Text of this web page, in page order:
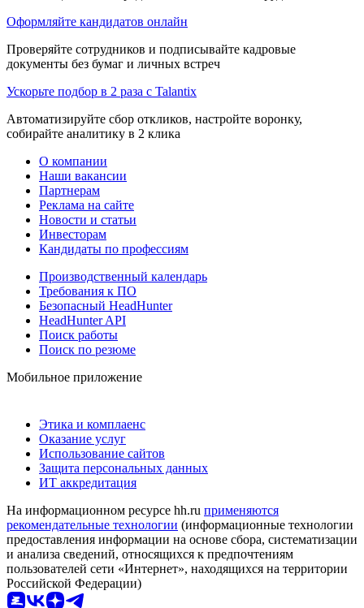
Оформляйте кандидатов онлайн
Проверяйте сотрудников и подписывайте кадровые
документы без бумаг и личных встреч
Ускорьте подбор в 2 раза с Talantix
Автоматизируйте сбор откликов, настройте воронку,
собирайте аналитику в 2 клика
О компании
Наши вакансии
Партнерам
Реклама на сайте
Новости и статьи
Инвесторам
Кандидаты по профессиям
Производственный календарь
Требования к ПО
Безопасный HeadHunter
HeadHunter API
Поиск работы
Поиск по резюме
Мобильное приложение
Этика и комплаенс
Оказание услуг
Использование сайтов
Защита персональных данных
ИТ аккредитация
На информационном ресурсе hh.ru применяются
рекомендательные технологии (информационные технологии
предоставления информации на основе сбора, систематизации
и анализа сведений, относящихся к предпочтениям
пользователей сети «Интернет», находящихся на территории
Российской Федерации)